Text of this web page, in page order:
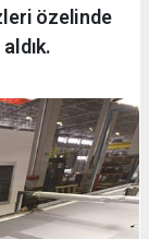
özelinde